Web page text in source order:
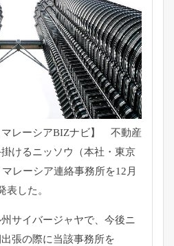
マレーシアBIZナビ】 不動産
けるニッソウ（本社・東京
レーシア連絡事務所を12月
表した。
サイバージャヤで、今後ニ
張の際に当該事務所を